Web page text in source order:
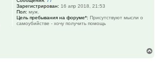
Зарегистрирован: 16 апр 2018, 21:53
Пол: муж.
Цель пребывания на форуме*: Присутствуют мысли о
самоубийстве - хочу получить помощь